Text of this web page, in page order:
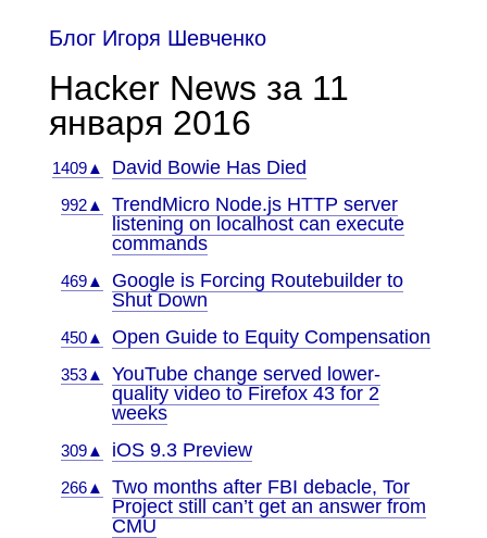
Блог Игоря Шевченко
Hacker News за 11
января 2016
1409▲ David Bowie Has Died
992▲
TrendMicro Node.js HTTP server
listening on localhost can execute
commands
469▲
Google is Forcing Routebuilder to
Shut Down
450▲ Open Guide to Equity Compensation
353▲
YouTube change served lower-
quality video to Firefox 43 for 2
weeks
309▲ iOS 9.3 Preview
266▲
Two months after FBI debacle, Tor
Project still can’t get an answer from
CMU